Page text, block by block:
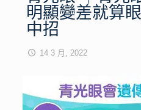
明顯變差就算
中招
14 3 月, 2022